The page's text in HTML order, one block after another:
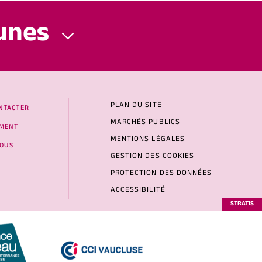
PLAN DU SITE
MARCHÉS PUBLICS
MENTIONS LÉGALES
GESTION DES COOKIES
PROTECTION DES DONNÉES
ACCESSIBILITÉ
STRATIS